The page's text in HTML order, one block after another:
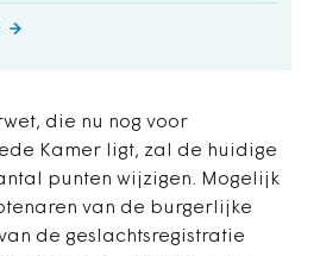
die nu nog voor
Kamer ligt, zal de huidige
punten wijzigen. Mogelijk
van de burgerlijke
de geslachtsregistratie